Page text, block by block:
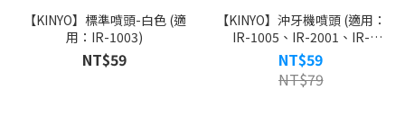
【KINYO】標準噴頭-白色 (適
用：IR-1003)
NT$59
【KINYO】沖牙機噴頭 (適用：
IR-1005、IR-2001、IR-
2005、AW-2200)
NT$59
NT$79